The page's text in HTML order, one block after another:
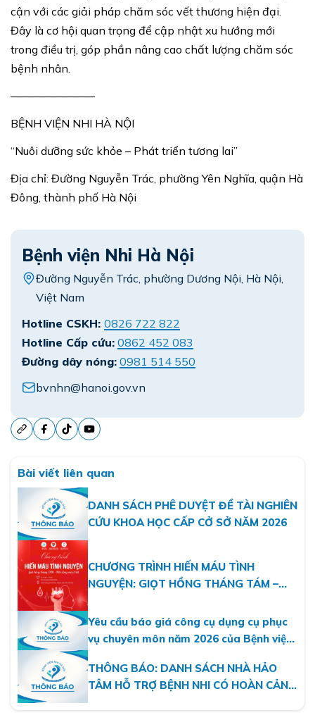
cận với các giải pháp chăm sóc vết thương hiện đại.
Đây là cơ hội quan trọng để cập nhật xu hướng mới
trong điều trị, góp phần nâng cao chất lượng chăm sóc
bệnh nhân.
———————–
BỆNH VIỆN NHI HÀ NỘI
“Nuôi dưỡng sức khỏe – Phát triển tương lai”
Địa chỉ: Đường Nguyễn Trác, phường Yên Nghĩa, quận Hà
Đông, thành phố Hà Nội
Bệnh viện Nhi Hà Nội
Đường Nguyễn Trác, phường Dương Nội, Hà Nội,
Việt Nam
Hotline CSKH: 0826 722 822
Hotline Cấp cứu: 0862 452 083
Đường dây nóng: 0981 514 550
bvnhn@hanoi.gov.vn
Bài viết liên quan
DANH SÁCH PHÊ DUYỆT ĐỀ TÀI NGHIÊN
CỨU KHOA HỌC CẤP CỞ SỞ NĂM 2026
CHƯƠNG TRÌNH HIẾN MÁU TÌNH
NGUYỆN: GIỌT HỒNG THÁNG TÁM –
Yêu cầu báo giá công cụ dụng cụ phục
vụ chuyên môn năm 2026 của Bệnh viện
THÔNG BÁO: DANH SÁCH NHÀ HẢO
TÂM HỖ TRỢ BỆNH NHI CÓ HOÀN CẢNH